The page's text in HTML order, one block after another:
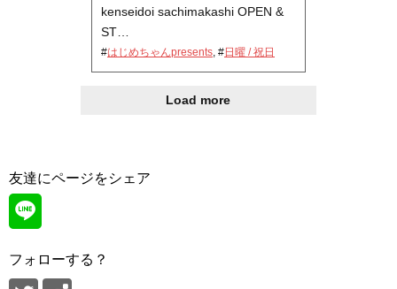
kenseidoi sachimakashi OPEN &
ST…
#はじめちゃんpresents, #日曜 / 祝日
Load more
友達にページをシェア
フォローする？